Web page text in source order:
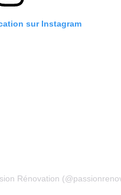
sur Instagram
Rénovation